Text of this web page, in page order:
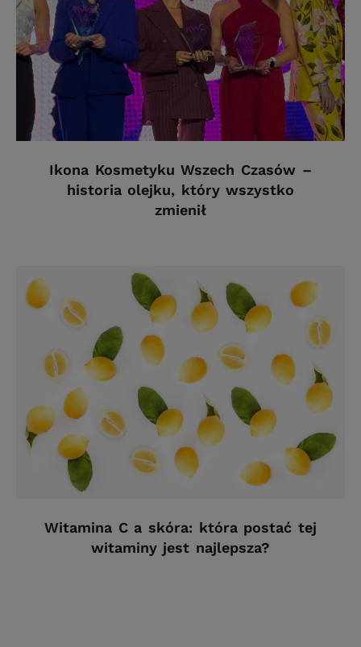
Ikona Kosmetyku Wszech Czasów –
historia olejku, który wszystko
zmienił
Witamina C a skóra: która postać tej
witaminy jest najlepsza?